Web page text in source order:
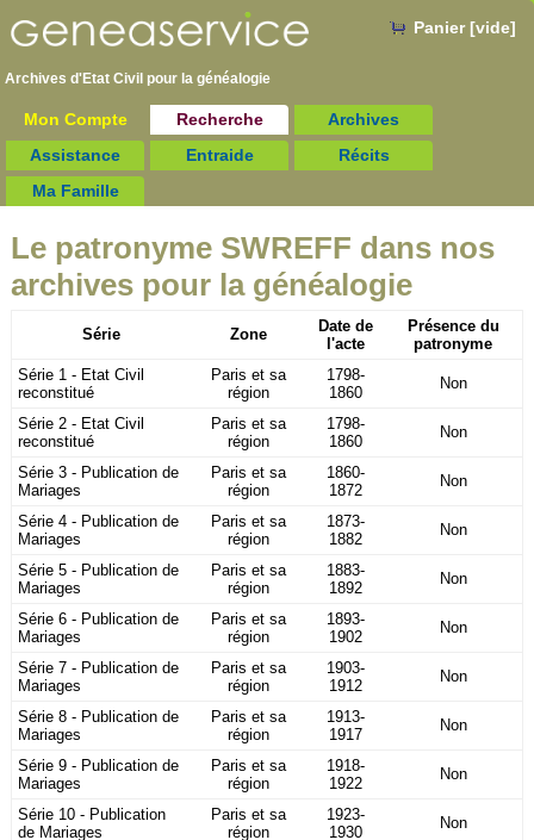
Panier [vide]
Archives d'Etat Civil pour lagénéalogie
Mon Compte Recherche
Archives
Assistance
Entraide
Récits
Ma Famille
Le patronyme SWREFF dans nos
archives pour la généalogie
Série Zone
Date de
l'acte
Présence du
patronyme
Série 1 - Etat Civil
reconstitué
Paris et sa
région
1798-
1860
Non
Série 2 - Etat Civil
reconstitué
Paris et sa
région
1798-
1860
Non
Série 3 - Publication de
Mariages
Paris et sa
région
1860-
1872
Non
Série 4 - Publication de
Mariages
Paris et sa
région
1873-
1882
Non
Série 5 - Publication de
Mariages
Paris et sa
région
1883-
1892
Non
Série 6 - Publication de
Mariages
Paris et sa
région
1893-
1902
Non
Série 7 - Publication de
Mariages
Paris et sa
région
1903-
1912
Non
Série 8 - Publication de
Mariages
Paris et sa
région
1913-
1917
Non
Série 9 - Publication de
Mariages
Paris et sa
région
1918-
1922
Non
Série 10 - Publication
de Mariages
Paris et sa
région
1923-
1930
Non